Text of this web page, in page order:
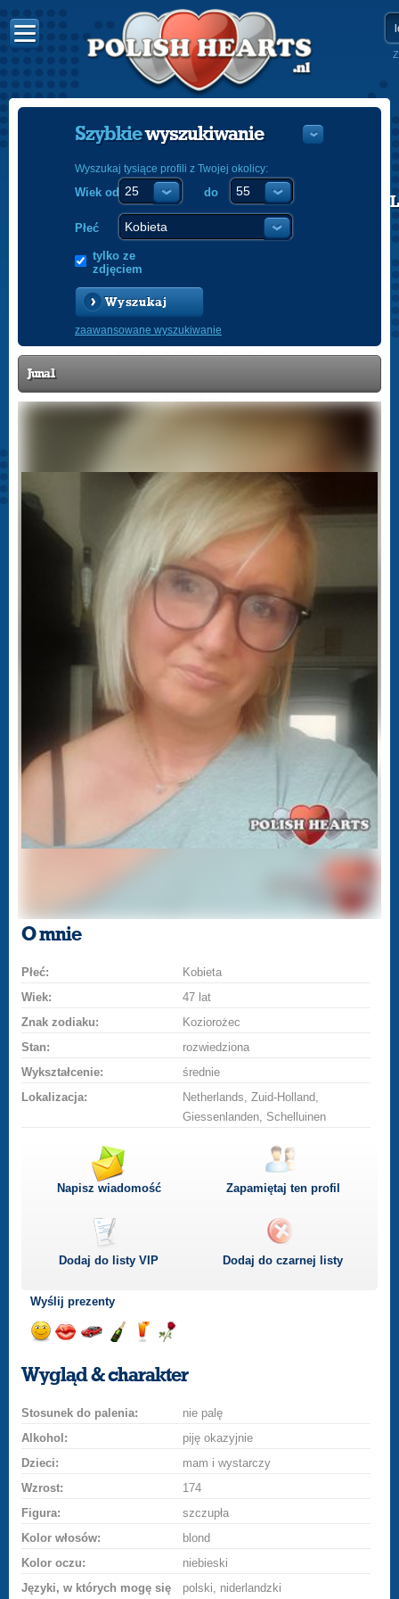
POLISH
Szybkiewyszukiwanie
Wyszukaj tysiące profili z Twojej okolicy:
Wiek od do
Płeć
tylko ze
zdjęciem
Wyszukaj
zaawansowane wyszukiwanie
Juna1
O mnie
Płeć:
Kobieta
Wiek:
47 lat
Znak zodiaku:
Koziorożec
Stan:
rozwiedziona
Wykształcenie:
średnie
Lokalizacja:
Netherlands, Zuid-Holland,
Giessenlanden, Schelluinen
Napisz wiadomość Zapamiętaj ten profil
Dodaj do listyVIP Dodaj do czarnej listy
Wyślij prezenty
uśmiech
buziakasamochodem
szampana
drinka
różę
Wygląd & charakter
Stosunek do palenia:
nie palę
Alkohol:
piję okazyjnie
Dzieci:
mam i wystarczy
Wzrost:
174
Figura:
szczupła
Kolor włosów:
blond
Kolor oczu:
niebieski
Języki, w których mogę się
polski, niderlandzki